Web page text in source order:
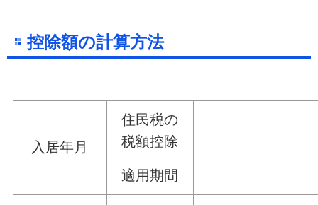
控除額の計算方法
入居年月
住民税の
税額控除
適用期間